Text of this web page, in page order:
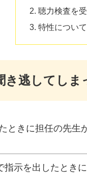
聴力検査を
特性につい
き逃してしま
ときに担任の先生
指示を出したとき